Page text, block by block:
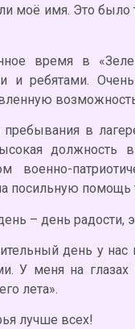
моё имя. Это было
время в
и ребятами. Очень
в
должность
военно-
посильную помощь
– день радости,
день у нас
У меня на
лета».
лучше всех!